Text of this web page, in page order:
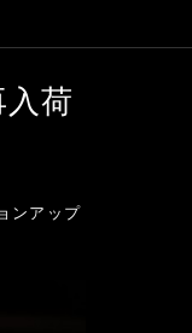
荷
ンアップ